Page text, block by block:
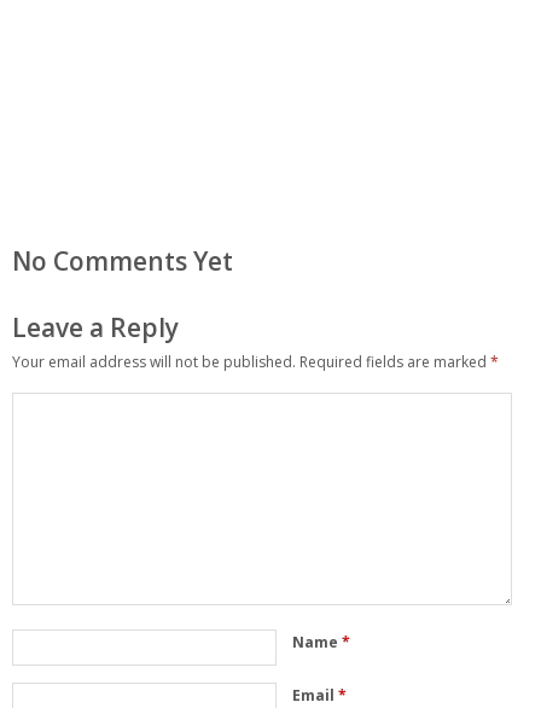
No Comments Yet
Leave a Reply
Your email address will not be published. Required fields are marked *
Name *
Email *